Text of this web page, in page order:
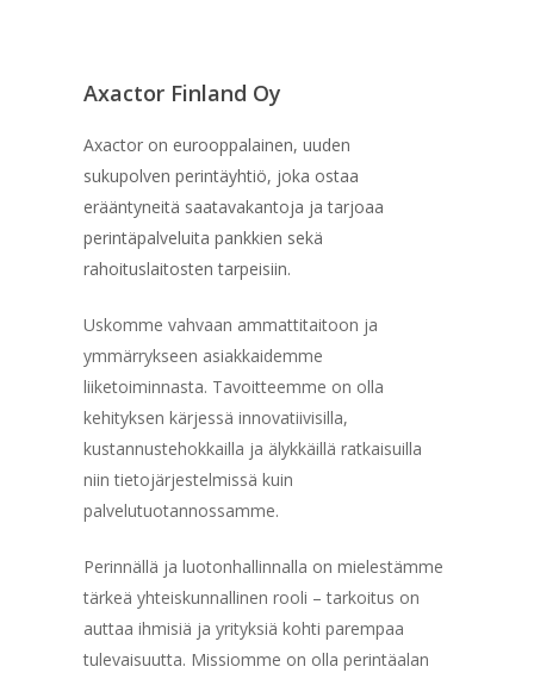
Axactor Finland Oy
Axactor on eurooppalainen, uuden
sukupolven perintäyhtiö, joka ostaa
erääntyneitä saatavakantoja ja tarjoaa
perintäpalveluita pankkien sekä
rahoituslaitosten tarpeisiin.
Uskomme vahvaan ammattitaitoon ja
ymmärrykseen asiakkaidemme
liiketoiminnasta. Tavoitteemme on olla
kehityksen kärjessä innovatiivisilla,
kustannustehokkailla ja älykkäillä ratkaisuilla
niin tietojärjestelmissä kuin
palvelutuotannossamme.
Perinnällä ja luotonhallinnalla on mielestämme
tärkeä yhteiskunnallinen rooli – tarkoitus on
auttaa ihmisiä ja yrityksiä kohti parempaa
tulevaisuutta. Missiomme on olla perintäalan